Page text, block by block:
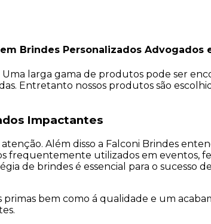
Brindes Personalizados Advogados
larga gama de produtos pode ser
Entretanto nossos produtos são
Impactantes
Além disso a Falconi Brindes
frequentemente utilizados em eventos,
de brindes é essencial para o sucesso
bem como á qualidade e um